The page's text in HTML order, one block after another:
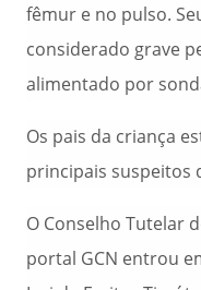
fêmur e no pulso.
considerado grave
alimentado por
Os pais da criança
principais suspeitos
O Conselho Tutelar
portal GCN entrou